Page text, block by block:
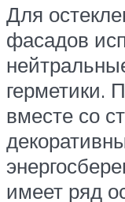
Для
фасадов
герметики.
вместе со
имеет ряд